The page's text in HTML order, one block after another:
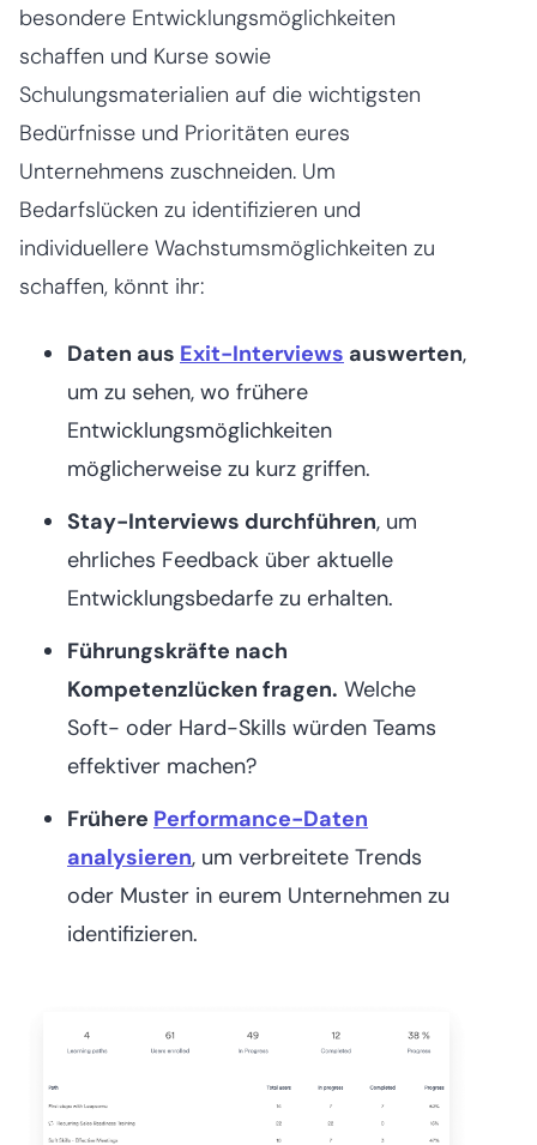
besondere Entwicklungsmöglichkeiten
schaffen und Kurse sowie
Schulungsmaterialien auf die wichtigsten
Bedürfnisse und Prioritäten eures
Unternehmens zuschneiden. Um
Bedarfslücken zu identifizieren und
individuellere Wachstumsmöglichkeiten zu
schaffen, könnt ihr:
Daten aus Exit-Interviews auswerten,
um zu sehen, wo frühere
Entwicklungsmöglichkeiten
möglicherweise zu kurz griffen.
Stay-Interviews durchführen, um
ehrliches Feedback über aktuelle
Entwicklungsbedarfe zu erhalten.
Führungskräfte nach
Kompetenzlücken fragen. Welche
Soft- oder Hard-Skills würden Teams
effektiver machen?
Frühere Performance-Daten
analysieren, um verbreitete Trends
oder Muster in eurem Unternehmen zu
identifizieren.